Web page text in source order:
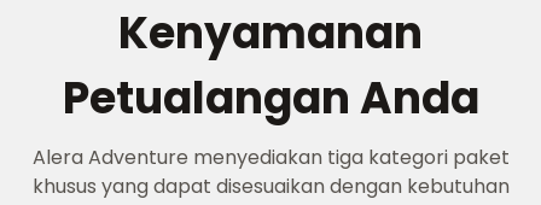
Kenyamanan
Petualangan Anda
Alera Adventure menyediakan tiga kategori paket
khusus yang dapat disesuaikan dengan kebutuhan